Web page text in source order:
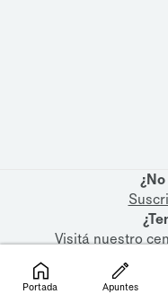
Visitá nuestro
Portada Apuntes